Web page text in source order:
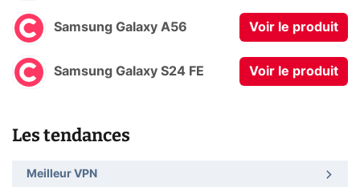
Samsung Galaxy A56 Voir le produit
Samsung Galaxy S24 FE Voir le produit
Les tendances
Meilleur VPN